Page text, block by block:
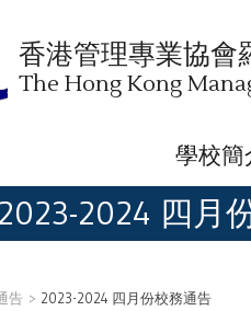
香港管理專業協會
The Hong Kong
學校簡
2023-2024 四月
告 2023-2024 四月份校務通告